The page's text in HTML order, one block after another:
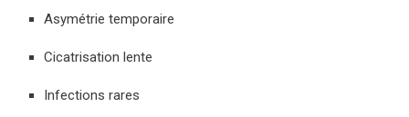
Asymétrie temporaire
Cicatrisation lente
Infections rares